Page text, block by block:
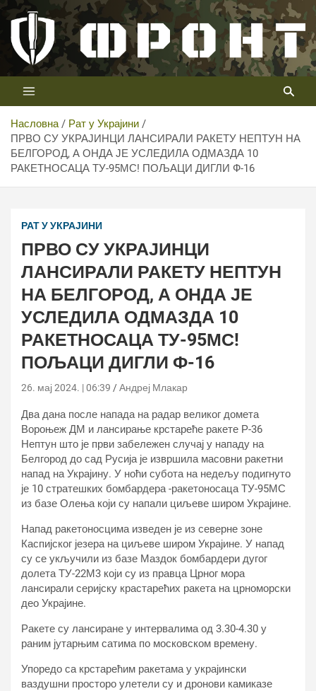
Скип
цонтент
Телевизија ФРОНТ
Први војни канал у Србији
Насловна
Рат у Украјини
ПРВО СУ УКРАЈИНЦИ ЛАНСИРАЛИ РАКЕТУ НЕПТУН НА
БЕЛГОРОД, А ОНДА ЈЕ УСЛЕДИЛА ОДМАЗДА 10
РАКЕТНОСАЦА ТУ-95МС! ПОЉАЦИ ДИГЛИ Ф-16
РАТ У УКРАЈИНИ
ПРВО СУ УКРАЈИНЦИ
ЛАНСИРАЛИ РАКЕТУ НЕПТУН
НА БЕЛГОРОД, А ОНДА ЈЕ
УСЛЕДИЛА ОДМАЗДА 10
РАКЕТНОСАЦА ТУ-95МС!
ПОЉАЦИ ДИГЛИ Ф-16
26. мај 2024. | 06:39 Андреј Млакар
Два дана после напада на радар великог домета
Вороњеж ДМ и лансирање крстареће ракете Р-36
Нептун што је први забележен случај у нападу на
Белгород до сад Русија је извршила масовни ракетни
напад на Украјину. У ноћи субота на недељу подигнуто
је 10 стратешких бомбардера -ракетоносаца ТУ-95МС
из базе Олења који су напали циљеве широм Украјине.
Напад ракетоносцима изведен је из северне зоне
Каспијског језера на циљеве широм Украјине. У напад
су се укључили из базе Маздок бомбардери дугог
долета ТУ-22М3 који су из правца Црног мора
лансирали серијску крастарећих ракета на црноморски
део Украјине.
Ракете су лансиране у интервалима од 3.30-4.30 у
раним јутарњим сатима по московском времену.
Упоредо са крстарећим ракетама у украјински
ваздушни просторо улетели су и дронови камиказе